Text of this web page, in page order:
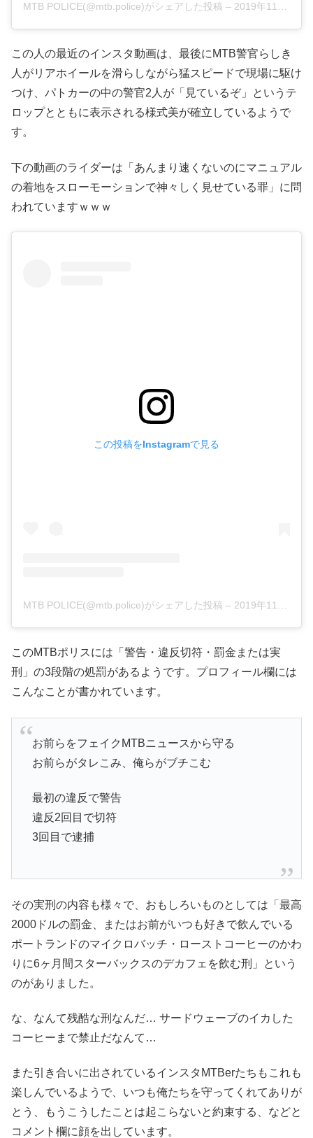
MTB POLICE(@mtb.police)がシェアした投稿 – 2019年11月月5日午後2時25分PST
この人の最近のインスタ動画は、最後にMTB警官らしき
人がリアホイールを滑らしながら猛スピードで現場に駆け
つけ、パトカーの中の警官2人が「見ているぞ」というテ
ロップとともに表示される様式美が確立しているようで
す。
下の動画のライダーは「あんまり速くないのにマニュアル
の着地をスローモーションで神々しく見せている罪」に問
われていますｗｗｗ
この投稿をInstagramで見る
MTB POLICE(@mtb.police)がシェアした投稿 – 2019年11月月6日午後1時12分PST
このMTBポリスには「警告・違反切符・罰金または実
刑」の3段階の処罰があるようです。プロフィール欄には
こんなことが書かれています。
お前らをフェイクMTBニュースから守る
お前らがタレこみ、俺らがブチこむ
最初の違反で警告
違反2回目で切符
3回目で逮捕
その実刑の内容も様々で、おもしろいものとしては「最高
2000ドルの罰金、またはお前がいつも好きで飲んでいる
ポートランドのマイクロバッチ・ローストコーヒーのかわ
りに6ヶ月間スターバックスのデカフェを飲む刑」という
のがありました。
な、なんて残酷な刑なんだ… サードウェーブのイカした
コーヒーまで禁止だなんて…
また引き合いに出されているインスタMTBerたちもこれも
楽しんでいるようで、いつも俺たちを守ってくれてありが
とう、もうこうしたことは起こらないと約束する、などと
コメント欄に顔を出しています。